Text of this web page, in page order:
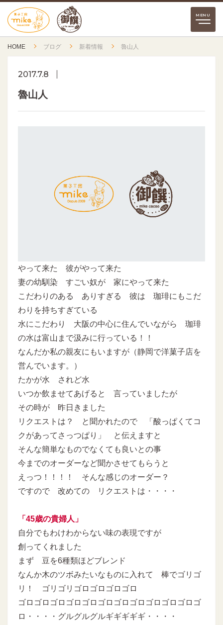
HOME ブログ 新着情報 魯山人
2017.7.8
魯山人
やって来た 彼がやって来た
妻の幼馴染 すごい奴が 家にやって来た
こだわりのある ありすぎる 彼は 珈琲にもこだ
わりを持ちすぎている
水にこだわり 大阪の中心に住んでいながら 珈琲
の水は富山まで汲みに行っている！！
なんだか私の親友にもいますが（静岡で洋菓子店を
営んでいます。）
たかが水 されど水
いつか飲ませてあげると 言っていましたが
その時が 昨日きました
リクエストは？ と聞かれたので 「酸っぱくてコ
クがあってさっつぱり」 と伝えますと
そんな簡単なものでなくても良いとの事
今までのオーダーなど聞かさせてもらうと
えっつ！！！！ そんな感じのオーダー？
ですので 改めての リクエストは・・・・
「45歳の貴婦人」
自分でもわけわからない味の表現ですが
創ってくれました
まず 豆を6種類ほどブレンド
なんか木のツボみたいなものに入れて 棒でゴリゴ
リ！ ゴリゴリゴロゴロゴロゴロ
ゴロゴロゴロゴロゴロゴロゴロゴロゴロゴロゴロゴ
ロ・・・・グルグルグルギギギギギ・・・・